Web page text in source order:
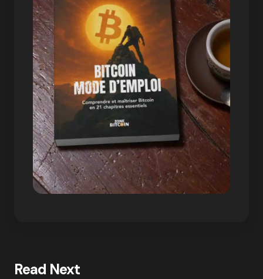
Read Next